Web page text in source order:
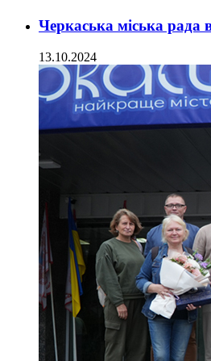
Черкаська міська рада
13.10.2024